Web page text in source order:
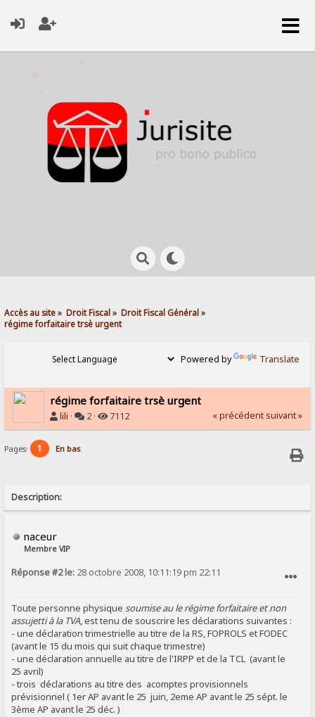
Accès au site» Droit Fiscal» Droit Fiscal Général»
régime forfaitaire trsè urgent
Powered by Translate
régime forfaitaire trsè urgent
lili · 2 · 7112 « précédent suivant »
Pages: 1 En bas
Description:
naceur
Membre VIP
Réponse #2 le: 28 octobre 2008, 10:11:19 pm 22:11
Toute personne physique soumise au le régime forfaitaire et non
assujetti à la TVA, est tenu de souscrire les déclarations suivantes :
- une déclaration trimestrielle au titre de la RS, FOPROLS et FODEC
(avant le 15 du mois qui suit chaque trimestre)
- une déclaration annuelle au titre de l'IRPP et de la TCL (avant le
25 avril)
- trois déclarations au titre des acomptes provisionnels
prévisionnel ( 1er AP avant le 25 juin, 2eme AP avant le 25 sépt. le
3ème AP avant le 25 déc. )